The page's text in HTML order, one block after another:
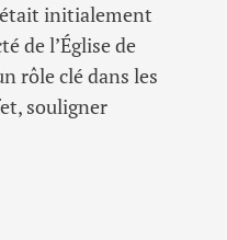
était initialement
de l’Église de
rôle clé dans les
souligner